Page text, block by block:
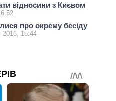
відносини з Києвом
про окрему бесіду
2016, 15:44